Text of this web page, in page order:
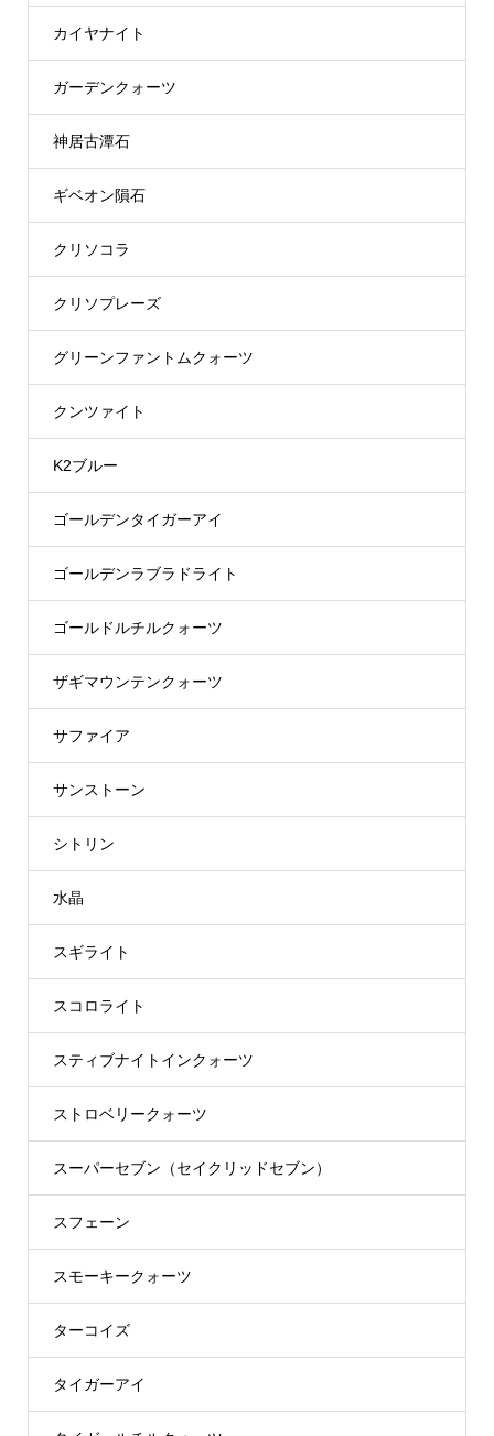
カイヤナイト
ガーデンクォーツ
神居古潭石
ギベオン隕石
クリソコラ
クリソプレーズ
グリーンファントムクォーツ
クンツァイト
K2ブルー
ゴールデンタイガーアイ
ゴールデンラブラドライト
ゴールドルチルクォーツ
ザギマウンテンクォーツ
サファイア
サンストーン
シトリン
水晶
スギライト
スコロライト
スティブナイトインクォーツ
ストロベリークォーツ
スーパーセブン（セイクリッドセブン）
スフェーン
スモーキークォーツ
ターコイズ
タイガーアイ